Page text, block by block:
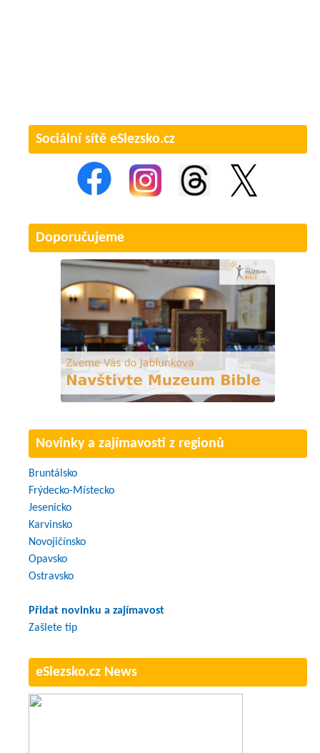
Sociální sítě eSlezsko.cz
Doporučujeme
Novinky a zajímavosti z regionů
Bruntálsko
Frýdecko-Místecko
Jesenicko
Karvinsko
Novojičínsko
Opavsko
Ostravsko
Přidat novinku a zajímavost
Zašlete tip
eSlezsko.cz News